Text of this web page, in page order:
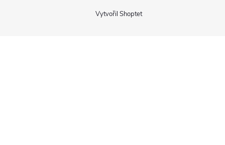
Vytvořil Shoptet